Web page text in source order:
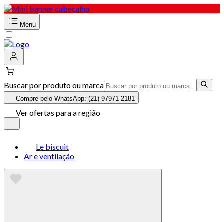
Menu
Buscar por produto ou marca
Compre pelo WhatsApp: (21) 97971-2181
Ver ofertas para a região
Le biscuit
Ar e ventilação